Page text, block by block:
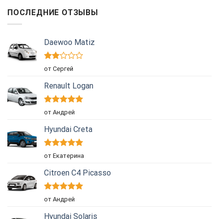
ПОСЛЕДНИЕ ОТЗЫВЫ
Daewoo Matiz
Оценка
5
от Сергей
Renault Logan
Оценка5
от Андрей
Hyundai Creta
Оценка5
от Екатерина
Citroen C4 Picasso
Оценка5
от Андрей
Hyundai Solaris